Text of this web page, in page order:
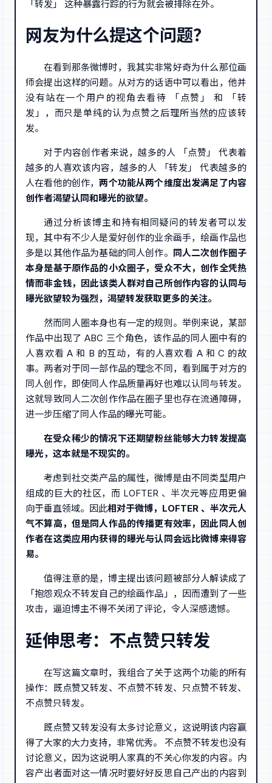
「转发」 这种暴露行踪的行为就会被排除在外。
网友为什么提这个问题？
在看到那条微博时，我其实非常好奇为什么那位画
师会提出这样的问题。从对方的话语中可以看出，他并
没有站在一个用户的视角去看待 「点赞」 和 「转
发」，而只是单纯的认为点赞之后理所当然的应该转
发。
对于内容创作者来说，越多的人 「点赞」 代表着
越多的人喜欢该内容，越多的人 「转发」 代表越多的
人在看他的创作，两个功能从两个维度出发满足了内容
创作者渴望认同和曝光的欲望。
通过分析该博主和持有相同疑问的转发者可以发
现，其中有不少人是爱好创作的业余画手，绘画作品也
多是以其他作品为基础的同人创作。 同人二次创作圈子
本身是基于原作品的小众圈子，受众不大，创作全凭热
情而非金钱，因此该类人群对自己所创作内容的认同与
曝光欲望较为强烈，渴望转发获取更多的关注。
然而同人圈本身也有一定的规则。举例来说，某部
作品中出现了 ABC 三个角色，该作品的同人圈中有的
人喜欢看 A 和 B 的互动，有的人喜欢看 A 和 C 的故
事。两者对于同一部作品的理念不同，看到属于对方的
同人创作，即使同人作品质量再好也难以认同与转发。
这就导致同人二次创作作品在圈子里也存在流通障碍，
进一步压缩了同人作品的曝光可能。
在受众稀少的情况下还期望粉丝能够大力转发提高
曝光，这本就是不现实的。
考虑到社交类产品的属性，微博是由不同类型用户
组成的巨大的社区，而 LOFTER 、半次元等应用更偏
向于垂直领域。因此相对于微博，LOFTER 、半次元人
气不算高，但是同人作品的传播更有效率，因此同人创
作者在这类应用内获得的曝光与认同会远比微博来得容
易。
值得注意的是，博主提出该问题被部分人解读成了
「抱怨观众不转发自己的绘画作品」，因而遭到了一些
攻击，逼迫博主不得不关闭了评论，令人深感遗憾。
延伸思考：不点赞只转发
在写这篇文章时，我组合了关于这两个功能的所有
操作：既点赞又转发、不点赞不转发、只点赞不转发、
不点赞只转发。
既点赞又转发没有太多讨论意义，这说明该内容赢
得了大家的大力支持，非常优秀。 不点赞不转发也没有
讨论意义，因为这说明人家真的不关心你发的内容。内
容产出者面对这一情况时要好好反思自己产出的内容到